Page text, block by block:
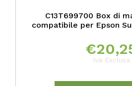
C13T699700 Box di
compatibile per Epson
€
Iva Esclusa